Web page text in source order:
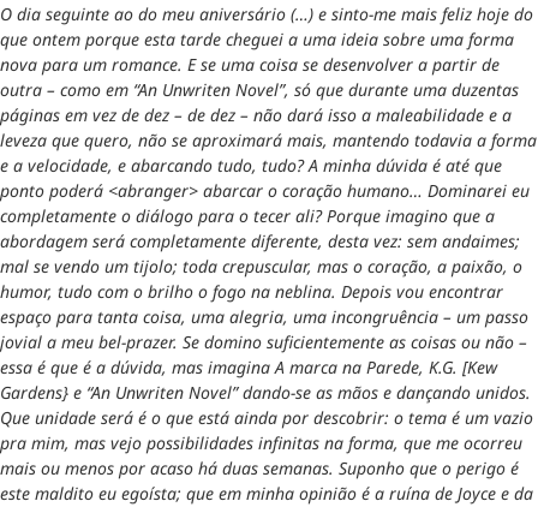
O dia seguinte ao do meu aniversário (…) e sinto-me mais feliz hoje do
que ontem porque esta tarde cheguei a uma ideia sobre uma forma
nova para um romance. E se uma coisa se desenvolver a partir de
outra – como em “An Unwriten Novel”, só que durante uma duzentas
páginas em vez de dez – de dez – não dará isso a maleabilidade e a
leveza que quero, não se aproximará mais, mantendo todavia a forma
e a velocidade, e abarcando tudo, tudo? A minha dúvida é até que
ponto poderá <abranger> abarcar o coração humano… Dominarei eu
completamente o diálogo para o tecer ali? Porque imagino que a
abordagem será completamente diferente, desta vez: sem andaimes;
mal se vendo um tijolo; toda crepuscular, mas o coração, a paixão, o
humor, tudo com o brilho o fogo na neblina. Depois vou encontrar
espaço para tanta coisa, uma alegria, uma incongruência – um passo
jovial a meu bel-prazer. Se domino suficientemente as coisas ou não –
essa é que é a dúvida, mas imagina A marca na Parede, K.G. [Kew
Gardens} e “An Unwriten Novel” dando-se as mãos e dançando unidos.
Que unidade será é o que está ainda por descobrir: o tema é um vazio
pra mim, mas vejo possibilidades infinitas na forma, que me ocorreu
mais ou menos por acaso há duas semanas. Suponho que o perigo é
este maldito eu egoísta; que em minha opinião é a ruína de Joyce e da